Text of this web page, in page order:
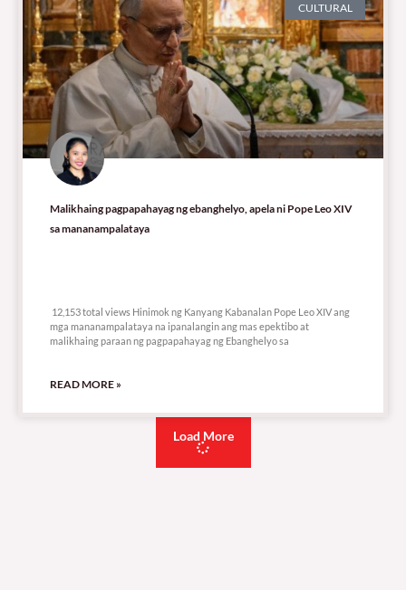
CULTURAL
Malikhaing pagpapahayag ng ebanghelyo, apela ni Pope Leo XIV
sa mananampalataya
12,153 total views Hinimok ng Kanyang Kabanalan Pope Leo XIV ang
mga mananampalataya na ipanalangin ang mas epektibo at
malikhaing paraan ng pagpapahayag ng Ebanghelyo sa
READ MORE »
Load More